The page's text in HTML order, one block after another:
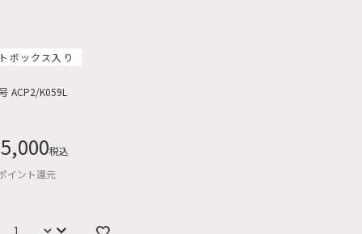
ボックス入り
ACP2/K059L
税込
イント還元